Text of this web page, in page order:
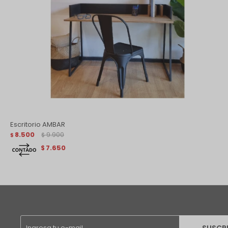
Escritorio AMBAR
$ 8.500 $ 9.900
$ 7.650